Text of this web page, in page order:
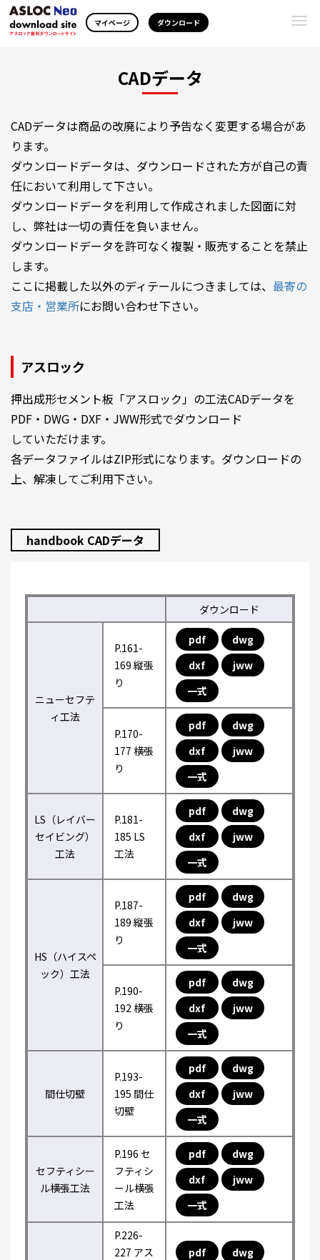
マイページ ダウンロード
CADデータ
CADデータは商品の改廃により予告なく変更する場合があ
ります。
ダウンロードデータは、ダウンロードされた方が自己の責
任において利用して下さい。
ダウンロードデータを利用して作成されました図面に対
し、弊社は一切の責任を負いません。
ダウンロードデータを許可なく複製・販売することを禁止
します。
ここに掲載した以外のディテールにつきましては、 最寄の
支店・営業所にお問い合わせ下さい。
アスロック
押出成形セメント板「アスロック」の工法CADデータを
PDF・DWG・DXF・JWW形式でダウンロード
していただけます。
各データファイルはZIP形式になります。ダウンロードの
上、解凍してご利用下さい。
handbook CADデータ
ダウンロード
ニューセフテ
ィ工法
P.161-
169 縦張
り
pdf
dwg
dxf
jww
一式
P.170-
177 横張
り
pdf
dwg
dxf
jww
一式
LS（レイバー
セイビング）
工法
P.181-
185 LS
工法
pdf
dwg
dxf
jww
一式
HS（ハイスペ
ック）工法
P.187-
189 縦張
り
pdf
dwg
dxf
jww
一式
P.190-
192 横張
り
pdf
dwg
dxf
jww
一式
間仕切壁
P.193-
195 間仕
切壁
pdf
dwg
dxf
jww
一式
セフティシー
ル横張工法
P.196 セ
フティシ
ール横張
工法
pdf
dwg
dxf
jww
一式
P.226-
227 アス
pdf
dwg